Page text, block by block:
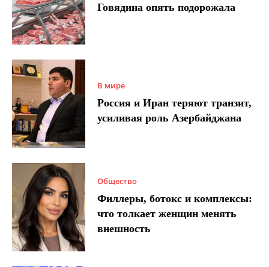
Говядина опять подорожала
В мире
Россия и Иран теряют транзит,
усиливая роль Азербайджана
Общество
Филлеры, ботокс и комплексы:
что толкает женщин менять
внешность